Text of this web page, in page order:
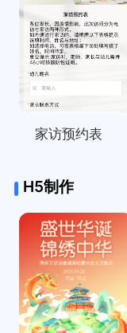
家访预约表
H5制作